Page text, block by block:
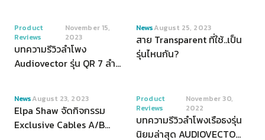
Stereonet.com
VIEW
Product
Reviews
November 15,
2023
บทความรีวิวลำโพง
Audiovector รุ่น QR 7 ลำ
คุณภาพห้าดาว โดย What
Hi-Fi.com
VIEW
NewsAugust 25, 2023
สาย Transparent ที่ใช้..เป็น
รุ่นไหนกัน?
VIEW
NewsAugust 23, 2023
Elpa Shaw จัดกิจกรรม
Exclusive Cables A/B
VIEW
Product
Reviews
November 30,
2022
บทความรีวิวลำโพงเรือธงรุ่น
นิยมล่าสุด AUDIOVECTOR